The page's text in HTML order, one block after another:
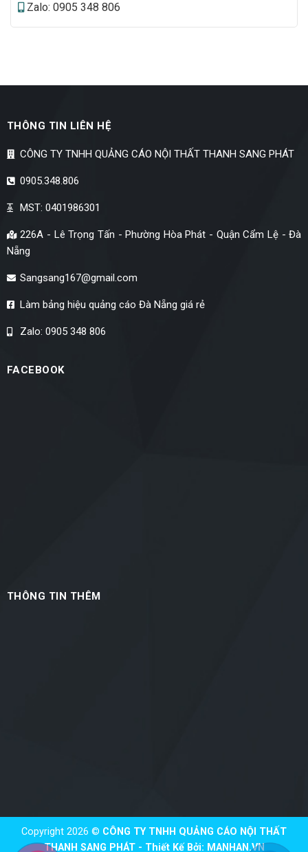
Zalo: 0905 348 806
THÔNG TIN LIÊN HỆ
CÔNG TY TNHH QUẢNG CÁO NỘI THẤT THANH SANG PHÁT
0905.348.806
MST: 0401986301
226A - Lê Trọng Tấn - Phường Hòa Phát - Quận Cẩm Lệ - Đà
Nẵng
Sangsang167@gmail.com
Làm bảng hiệu quảng cáo Đà Nẵng giá rẻ
Zalo: 0905 348 806
FACEBOOK
THÔNG TIN THÊM
Copyright 2026 © CÔNG TY TNHH QUẢNG CÁO NỘI THẤT
THANH SANG PHÁT - Thiết Kế Bởi: MANHAN.VN